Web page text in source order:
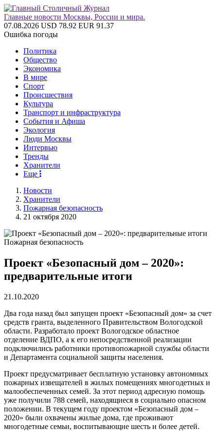
Главные новости Москвы, России и мира.
07.08.2026 USD 78.92 EUR 91.37
Ошибка погоды
Политика
Общество
Экономика
В мире
Спорт
Происшествия
Культура
Транспорт и инфраструктура
События и Афиша
Экология
Люди Москвы
Интервью
Тренды
Хранители
Еще
Новости
Хранители
Пожарная безопасность
21 октября 2020
Пожарная безопасность
Проект «Безопасный дом – 2020»:
предварительные итоги
21.10.2020
Два года назад был запущен проект «Безопасный дом» за счет
средств гранта, выделенного Правительством Вологодской
области. Разработало проект Вологодское областное
отделение ВДПО, а к его непосредственной реализации
подключились работники противопожарной службы области
и Департамента социальной защиты населения.
Проект предусматривает бесплатную установку автономных
пожарных извещателей в жилых помещениях многодетных и
малообеспеченных семей. За этот период адресную помощь
уже получили 788 семей, находящиеся в социально опасном
положении. В текущем году проектом «Безопасный дом –
2020» были охвачены жилые дома, где проживают
многодетные семьи, воспитывающие шесть и более детей.